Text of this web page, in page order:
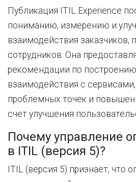
Публикация ITIL Experience
пониманию, измерению и
взаимодействия заказчиков,
сотрудников. Она
рекомендации по
взаимодействия с
проблемных точек и
счет улучшения
Почему управление
в ITIL (версия 5)?
ITIL (версия 5) признает, что